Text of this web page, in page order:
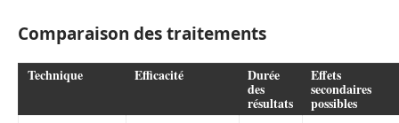
Comparaison des traitements
Technique Efficacité Durée
des
résultats
Effets
secondaires
possibles